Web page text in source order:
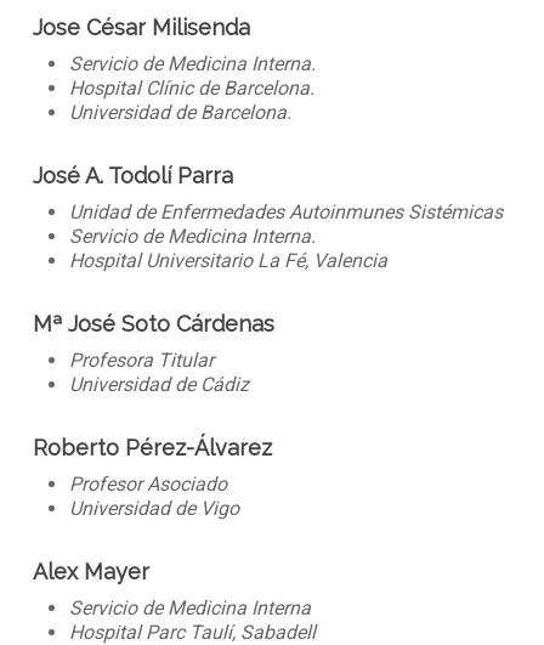
Jose César Milisenda
Servicio de Medicina Interna.
Hospital Clínic de Barcelona.
Universidad de Barcelona.
José A. Todolí Parra
Unidad de Enfermedades Autoinmunes Sistémicas
Servicio de Medicina Interna.
Hospital Universitario La Fé, Valencia
Mª José Soto Cárdenas
Profesora Titular
Universidad de Cádiz
Roberto Pérez-Álvarez
Profesor Asociado
Universidad de Vigo
Alex Mayer
Servicio de Medicina Interna
Hospital Parc Taulí, Sabadell